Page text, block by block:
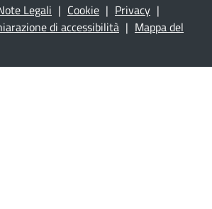
Legali | Cookie | Privacy |
di accessibilità | Mappa del